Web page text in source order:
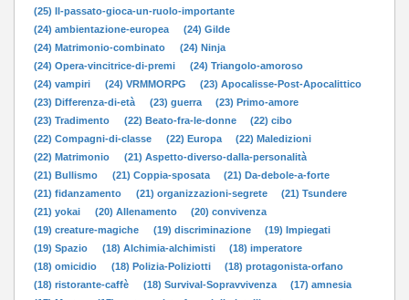
(25) Il-passato-gioca-un-ruolo-importante
(24) ambientazione-europea
(24) Gilde
(24) Matrimonio-combinato
(24) Ninja
(24) Opera-vincitrice-di-premi
(24) Triangolo-amoroso
(24) vampiri
(24) VRMMORPG
(23) Apocalisse-Post-Apocalittico
(23) Differenza-di-età
(23) guerra
(23) Primo-amore
(23) Tradimento
(22) Beato-fra-le-donne
(22) cibo
(22) Compagni-di-classe
(22) Europa
(22) Maledizioni
(22) Matrimonio
(21) Aspetto-diverso-dalla-personalità
(21) Bullismo
(21) Coppia-sposata
(21) Da-debole-a-forte
(21) fidanzamento
(21) organizzazioni-segrete
(21) Tsundere
(21) yokai
(20) Allenamento
(20) convivenza
(19) creature-magiche
(19) discriminazione
(19) Impiegati
(19) Spazio
(18) Alchimia-alchimisti
(18) imperatore
(18) omicidio
(18) Polizia-Poliziotti
(18) protagonista-orfano
(18) ristorante-caffè
(18) Survival-Sopravvivenza
(17) amnesia